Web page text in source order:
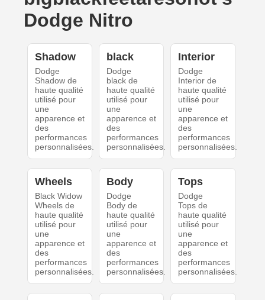
Dodge Nitro
Shadow
Dodge
Shadow de
haute qualité
utilisé pour
une
apparence et
des
performances
personnalisées.
black
Dodge
black de
haute qualité
utilisé pour
une
apparence et
des
performances
personnalisées.
Interior
Dodge
Interior de
haute qualité
utilisé pour
une
apparence et
des
performances
personnalisées.
Wheels
Black Widow
Wheels de
haute qualité
utilisé pour
une
apparence et
des
performances
personnalisées.
Body
Dodge
Body de
haute qualité
utilisé pour
une
apparence et
des
performances
personnalisées.
Tops
Dodge
Tops de
haute qualité
utilisé pour
une
apparence et
des
performances
personnalisées.